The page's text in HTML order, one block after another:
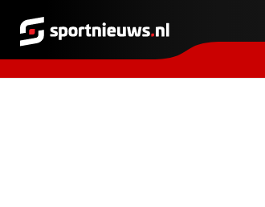
Sportnieuws.nl